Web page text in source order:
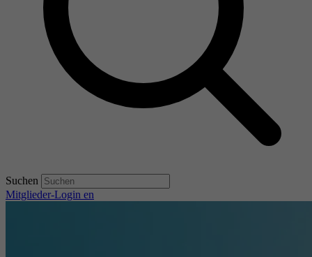
Suchen
Mitglieder-Login en